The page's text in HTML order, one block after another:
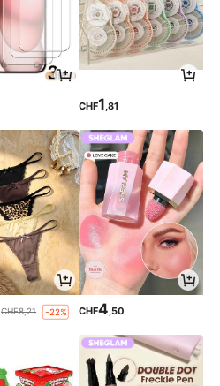
CHF1,81
CHF8,21 -22% CHF4,50